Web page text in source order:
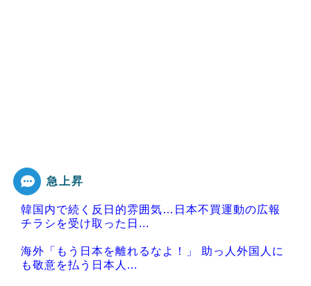
急上昇
韓国内で続く反日的雰囲気…日本不買運動の広報
チラシを受け取った日...
海外「もう日本を離れるなよ！」 助っ人外国人に
も敬意を払う日本人...